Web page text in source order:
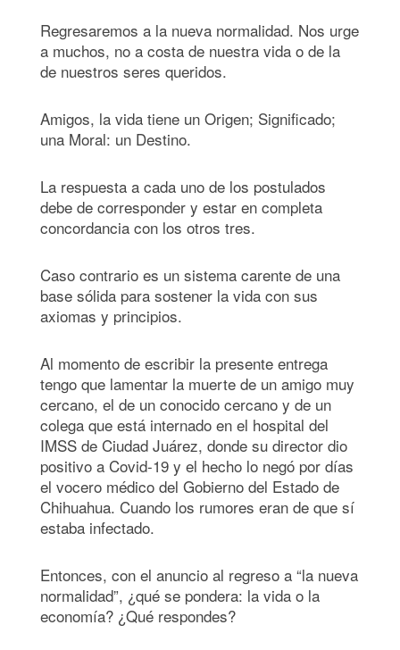
Regresaremos a la nueva normalidad. Nos urge
a muchos, no a costa de nuestra vida o de la
de nuestros seres queridos.
Amigos, la vida tiene un Origen; Significado;
una Moral: un Destino.
La respuesta a cada uno de los postulados
debe de corresponder y estar en completa
concordancia con los otros tres.
Caso contrario es un sistema carente de una
base sólida para sostener la vida con sus
axiomas y principios.
Al momento de escribir la presente entrega
tengo que lamentar la muerte de un amigo muy
cercano, el de un conocido cercano y de un
colega que está internado en el hospital del
IMSS de Ciudad Juárez, donde su director dio
positivo a Covid-19 y el hecho lo negó por días
el vocero médico del Gobierno del Estado de
Chihuahua. Cuando los rumores eran de que sí
estaba infectado.
Entonces, con el anuncio al regreso a “la nueva
normalidad”, ¿qué se pondera: la vida o la
economía? ¿Qué respondes?